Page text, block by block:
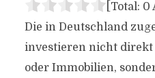
[Total: 0
Die in Deutschland
investieren nicht
oder Immobilien,